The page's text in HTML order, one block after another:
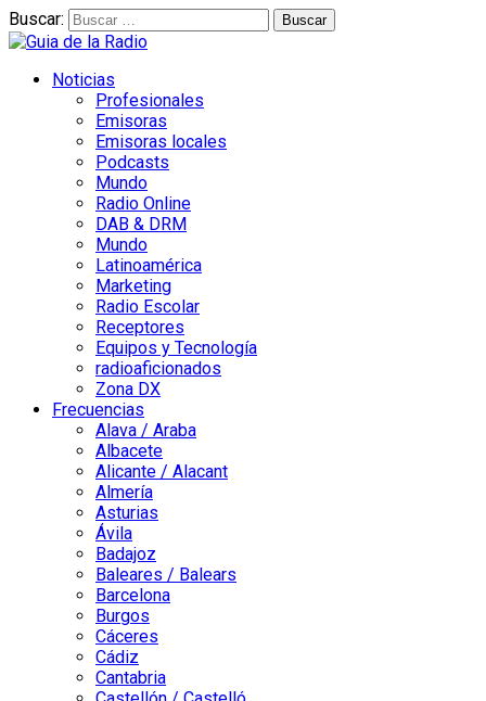
Buscar:
Noticias
Profesionales
Emisoras
Emisoras locales
Podcasts
Mundo
Radio Online
DAB & DRM
Mundo
Latinoamérica
Marketing
Radio Escolar
Receptores
Equipos y Tecnología
radioaficionados
Zona DX
Frecuencias
Alava / Araba
Albacete
Alicante / Alacant
Almería
Asturias
Ávila
Badajoz
Baleares / Balears
Barcelona
Burgos
Cáceres
Cádiz
Cantabria